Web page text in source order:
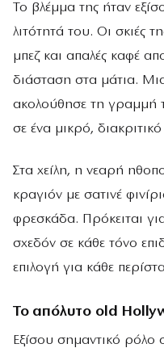
Το βλέμμα της ήταν
λιτότητά του. Οι σκιές
μπεζ και απαλές καφέ
διάσταση στα μάτια.
ακολούθησε τη γραμμή
σε ένα μικρό,
Στα χείλη, η νεαρή
κραγιόν με σατινέ
φρεσκάδα. Πρόκειται
σχεδόν σε κάθε τόνο
επιλογή για κάθε
Το απόλυτο old
Εξίσου σημαντικό ρόλο